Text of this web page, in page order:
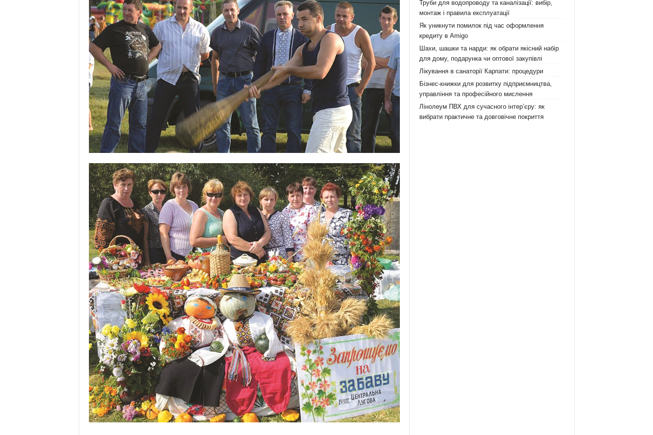
Труби для водопроводу та каналізації: вибір,
монтаж і правила експлуатації
Як уникнути помилок під час оформлення
кредиту в Amigo
Шахи, шашки та нарди: як обрати якісний набір
для дому, подарунка чи оптової закупівлі
Лікування в санаторії Карпати: процедури
Бізнес-книжки для розвитку підприємництва,
управління та професійного мислення
Лінолеум ПВХ для сучасного інтер’єру: як
вибрати практичне та довговічне покриття